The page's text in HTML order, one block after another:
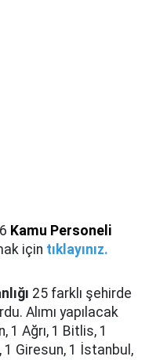
Kamu Personeli
için tıklayınız.
25 farklı şehirde
Alımı yapılacak
1 Ağrı, 1 Bitlis, 1
1 Giresun, 1 İstanbul,